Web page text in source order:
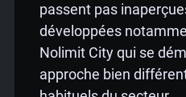
passent pas
développées
Nolimit City qui se
approche bien